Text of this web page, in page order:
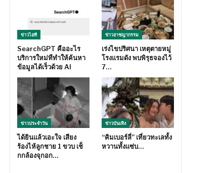
ข่าวไอที
SearchGPT คืออะไร
บริการใหม่ทีทำให้ค้นหา
ข้อมูลได้เร็วด้วย AI
ข่าวอาชญากรรม
เร่งไขปริศนา เหตุตายหมู่
โรงแรมดัง พบพิรุธจองไว้
7…
ข่าวประจำวัน
ได้ยินแล้วเอะใจ เสียง
ร้องไห้ลูกชาย 1 ขวบ เช็
กกล้องจุกอก…
ข่าวบันเทิง
“คิมเบอร์ลี่” เที่ยวทะเลทั้ง
หวานทั้งแซ่บ…